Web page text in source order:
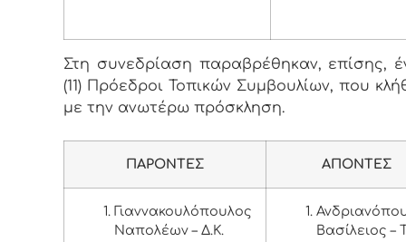
Στη συνεδρίαση παραβρέθηκαν, επίσης,
(11) Πρόεδροι Τοπικών Συμβουλίων, που
με την ανωτέρω πρόσκληση.
ΠΑΡΟΝΤΕΣ ΑΠΟΝΤΕΣ
Γιαννακουλόπουλος
Ναπολέων – Δ.Κ.
Βασίλειος –